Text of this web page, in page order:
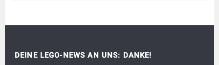
DEINE LEGO-NEWS AN UNS: DANKE!